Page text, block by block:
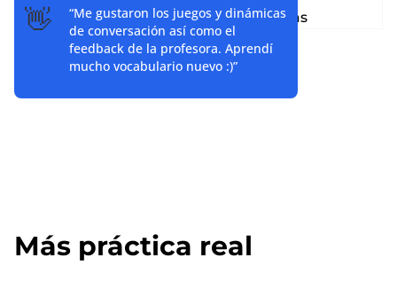
+50.000 amantes de los idiomas
👋
“Me gustaron los juegos y dinámicas
de conversación así como el
feedback de la profesora. Aprendí
mucho vocabulario nuevo :)”
Más práctica real